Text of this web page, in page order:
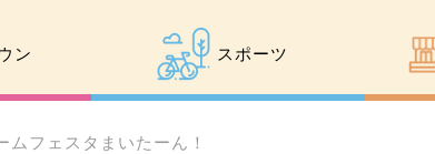
ン スポーツ
ムフェスタまいたーん！